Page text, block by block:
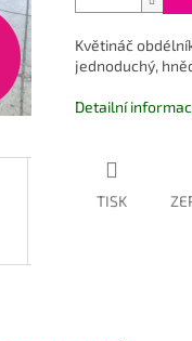
Květináč
jednoduchý,
Detailní
TISK